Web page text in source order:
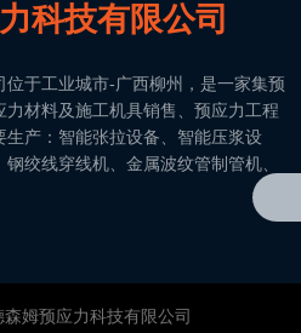
科技有限公司
于工业城市-广西柳州，是一家集预
材料及施工机具销售、预应力工程
产：智能张拉设备、智能压浆设
绞线穿线机、金属波纹管制管机、
姆预应力科技有限公司